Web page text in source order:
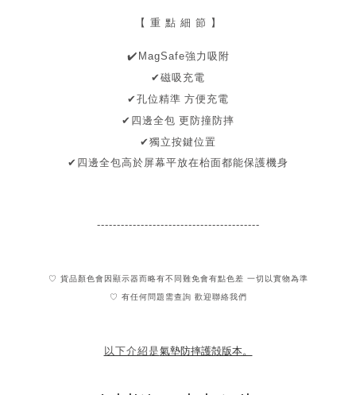
【 重 點 細 節 】
✔ ️MagSafe強力吸附
✔磁吸充電
✔ 孔位精準 方便充電
✔四邊全包 更防撞防摔
✔ 獨立按鍵位置
✔ 四邊全包高於屏幕平放在枱面都能保護機身
-----------------------------------------
♡ 貨品顏色會因顯示器而略有不同難免會有點色差 一切以實物為準
♡ 有任何問題需查詢 歡迎聯絡我們
以下介紹是氣墊防摔護殻版本。